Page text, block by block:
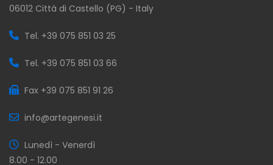
06012 Città di Castello (PG) - Italy
Tel. +39 075 851 03 25
Tel. +39 075 851 03 66
Fax +39 075 851 91 26
info@artegenesi.it
Lunedì - Venerdì
8.00 - 12.00